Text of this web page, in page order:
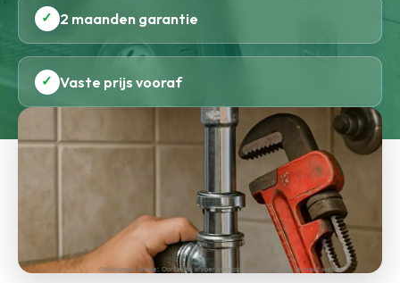
✓ 2 maanden garantie
✓ Vaste prijs vooraf